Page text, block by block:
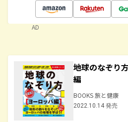
AD
地球のなぞ
編
BOOKS 旅と健康
2022.10.14 発売